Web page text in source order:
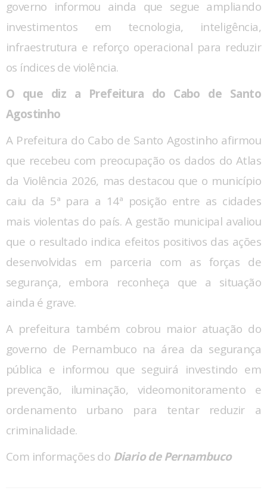
governo informou ainda que segue ampliando
investimentos em tecnologia, inteligência,
infraestrutura e reforço operacional para reduzir
os índices de violência.
O que diz a Prefeitura do Cabo de Santo
Agostinho
A Prefeitura do Cabo de Santo Agostinho afirmou
que recebeu com preocupação os dados do Atlas
da Violência 2026, mas destacou que o município
caiu da 5ª para a 14ª posição entre as cidades
mais violentas do país. A gestão municipal avaliou
que o resultado indica efeitos positivos das ações
desenvolvidas em parceria com as forças de
segurança, embora reconheça que a situação
ainda é grave.
A prefeitura também cobrou maior atuação do
governo de Pernambuco na área da segurança
pública e informou que seguirá investindo em
prevenção, iluminação, videomonitoramento e
ordenamento urbano para tentar reduzir a
criminalidade.
Com informações do Diario de Pernambuco